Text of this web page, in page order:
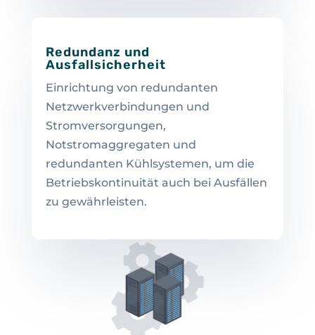
Redundanz und
Ausfallsicherheit
Einrichtung von redundanten
Netzwerkverbindungen und
Stromversorgungen,
Notstromaggregaten und
redundanten Kühlsystemen, um die
Betriebskontinuität auch bei Ausfällen
zu gewährleisten.